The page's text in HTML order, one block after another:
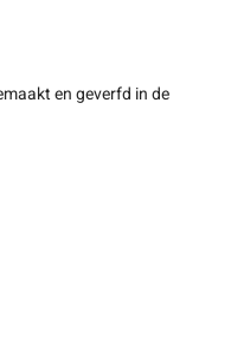
en geverfd in de